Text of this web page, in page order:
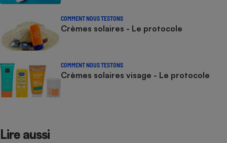
COMMENT NOUS TESTONS
Crèmes solaires - Le protocole
COMMENT NOUS TESTONS
Crèmes solaires visage - Le protocole
Lire aussi